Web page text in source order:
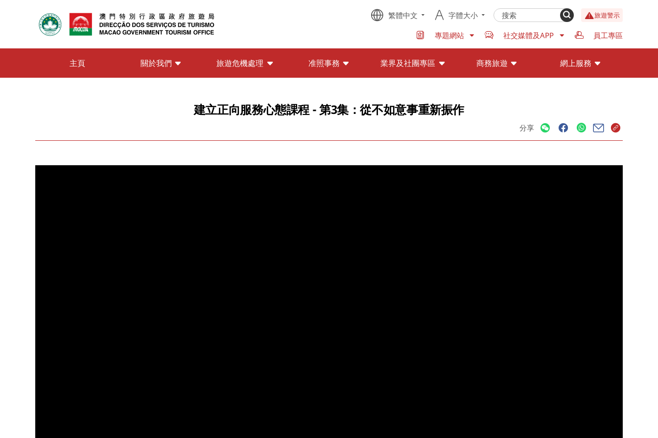
繁體中文 字體大小 旅遊警示
專題網站 社交媒體及APP 員工專區
主頁 關於我們 旅遊危機處理 准照事務 業界及社團專區 商務旅遊 網上服務
建立正向服務心態課程 - 第3集：從不如意事重新振作
分享